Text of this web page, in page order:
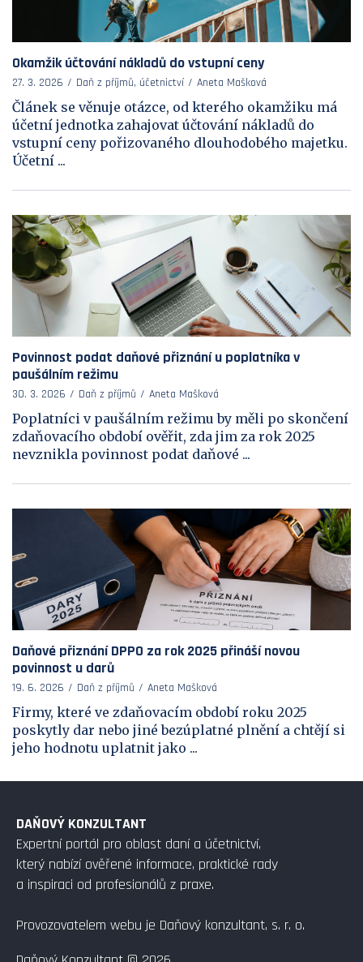
Okamžik účtování nákladů do vstupní ceny
27. 3. 2026 Daň z příjmů, účetnictví Aneta Mašková
Článek se věnuje otázce, od kterého okamžiku má
účetní jednotka zahajovat účtování nákladů do
vstupní ceny pořizovaného dlouhodobého majetku.
Účetní ...
Povinnost podat daňové přiznání u poplatníka v
paušálním režimu
30. 3. 2026 Daň z příjmů Aneta Mašková
Poplatníci v paušálním režimu by měli po skončení
zdaňovacího období ověřit, zda jim za rok 2025
nevznikla povinnost podat daňové ...
Daňové přiznání DPPO za rok 2025 přináší novou
povinnost u darů
19. 6. 2026 Daň z příjmů Aneta Mašková
Firmy, které ve zdaňovacím období roku 2025
poskytly dar nebo jiné bezúplatné plnění a chtějí si
jeho hodnotu uplatnit jako ...
DAŇOVÝ KONZULTANT
Expertní portál pro oblast daní a účetnictví,
který nabízí ověřené informace, praktické rady
a inspiraci od profesionálů z praxe.
Provozovatelem webu je Daňový konzultant, s. r. o.